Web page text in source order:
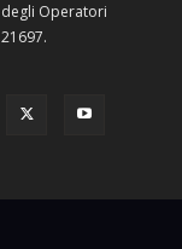
Operatori